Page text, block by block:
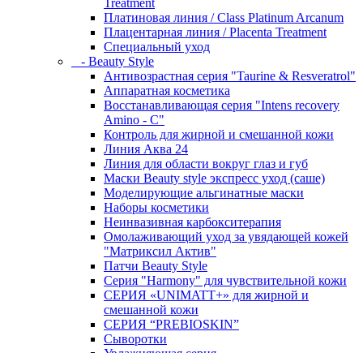
Treatment
Платиновая линия / Class Platinum Arcanum
Плацентарная линия / Placenta Treatment
Специальный уход
- Beauty Style
Антивозрастная серия "Taurine & Resveratrol"
Аппаратная косметика
Восстанавливающая серия "Intens recovery
Amino - C"
Контроль для жирной и смешанной кожи
Линия Аква 24
Линия для области вокруг глаз и губ
Маски Beauty style экспресс уход (саше)
Моделирующие альгинатные маски
Наборы косметики
Неинвазивная карбокситерапия
Омолаживающий уход за увядающей кожей
"Матриксил Актив"
Патчи Beauty Style
Серия "Harmony" для чувствительной кожи
СЕРИЯ «UNIMATT+» для жирной и
смешанной кожи
СЕРИЯ “PREBIOSKIN”
Сыворотки